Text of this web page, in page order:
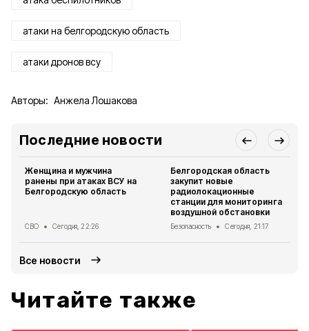
атаки на белгородскую область
атаки дронов всу
Авторы: Анжела Лошакова
Последние новости
Женщина и мужчина
ранены при атаках ВСУ на
Белгородскую область
СВО Сегодня, 22:26
Белгородская область
закупит новые
радиолокационные
станции для мониторинга
воздушной обстановки
Безопасность Сегодня, 21:17
Все новости
Читайте также